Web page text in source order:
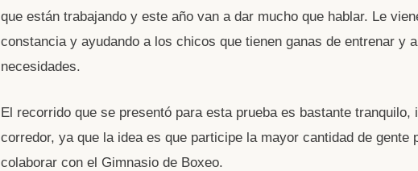
que están trabajando y este año van a dar mucho que hablar. Le
constancia y ayudando a los chicos que tienen ganas de entrenar y
necesidades.
El recorrido que se presentó para esta prueba es bastante tranquilo,
corredor, ya que la idea es que participe la mayor cantidad de gente
colaborar con el Gimnasio de Boxeo.